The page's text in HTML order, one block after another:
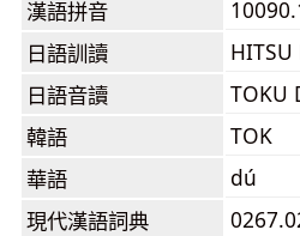
漢語拼音
日語訓讀
HITSU
日語音讀
TOKU
韓語
TOK
華語
dú
現代漢語詞典